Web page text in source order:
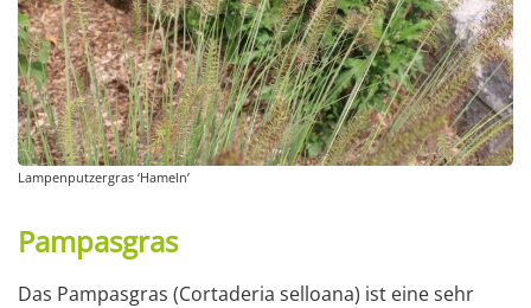
Lampenputzergras ‘Hameln’
Pampasgras
Das Pampasgras (Cortaderia selloana) ist eine sehr